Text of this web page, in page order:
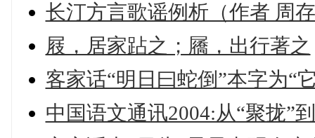
长汀方言歌谣例析（作者 周
屐，居家跕之；屩，出行著之
客家话“明日曰蛇倒”本字为“
中国语文通讯2004:从“聚拢”